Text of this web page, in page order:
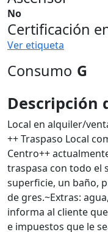
No
Certificación
Ver etiqueta
Consumo G
Descripción
Local en alquiler/
++ Traspaso Local
Centro++
traspasa con todo el
superficie, un baño,
de gres.~Extras:
informa al cliente
e impuestos que le